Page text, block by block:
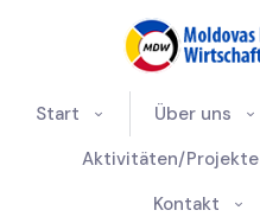
Start Über uns
Aktivitäten/Projekte
Kontakt